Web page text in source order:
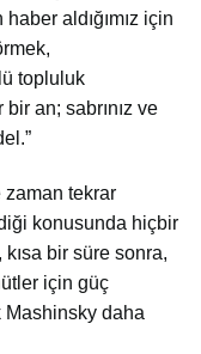
aldığımız için
topluluk
an; sabrınız ve
zaman tekrar
konusunda hiçbir
kısa bir süre sonra,
için güç
Mashinsky daha